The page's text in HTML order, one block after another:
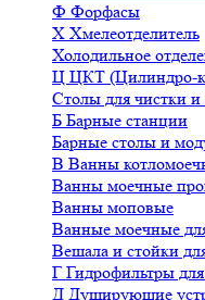
Ф Форфасы
Х Хмелеотделитель
Холодильное
Ц ЦКТ (Цилиндро-
Столы для чистки
Б Барные станции
Барные столы и
В Ванны
Ванны моечные
Ванны моповые
Ванные моечные
Вешала и стойки
Г Гидрофильтры
Д Душирующие